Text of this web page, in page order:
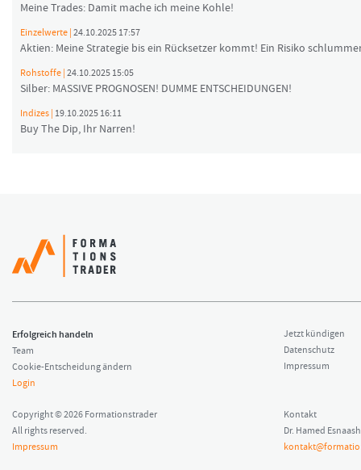
Meine Trades: Damit mache ich meine Kohle!
Einzelwerte | 24.10.2025 17:57
Aktien: Meine Strategie bis ein Rücksetzer kommt! Ein Risiko
Rohstoffe | 24.10.2025 15:05
Silber: MASSIVE PROGNOSEN! DUMME ENTSCHEIDUNGEN!
Indizes | 19.10.2025 16:11
Buy The Dip, Ihr Narren!
Erfolgreich handeln
Team
Cookie-Entscheidung ändern
Login
Jetzt kündigen
Datenschutz
Impressum
Copyright © 2026 Formationstrader
All rights reserved.
Impressum
Kontakt
Dr. Hamed